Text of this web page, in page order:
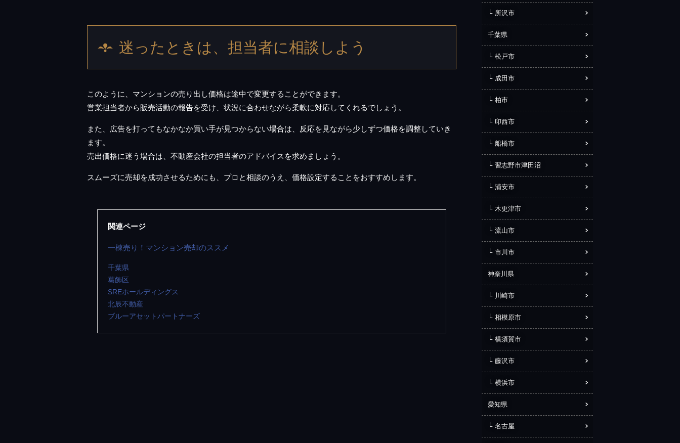
迷ったときは、担当者に相談しよう
このように、マンションの売り出し価格は途中で変更することができます。
営業担当者から販売活動の報告を受け、状況に合わせながら柔軟に対応してくれるでしょう。
また、広告を打ってもなかなか買い手が見つからない場合は、反応を見ながら少しずつ価格を調整していき
ます。
売出価格に迷う場合は、不動産会社の担当者のアドバイスを求めましょう。
スムーズに売却を成功させるためにも、プロと相談のうえ、価格設定することをおすすめします。
関連ページ
一棟売り！マンション売却のススメ
千葉県
葛飾区
SREホールディングス
北辰不動産
ブルーアセットパートナーズ
所沢市
千葉県
松戸市
成田市
柏市
印西市
船橋市
習志野市津田沼
浦安市
木更津市
流山市
市川市
神奈川県
川崎市
相模原市
横須賀市
藤沢市
横浜市
愛知県
名古屋